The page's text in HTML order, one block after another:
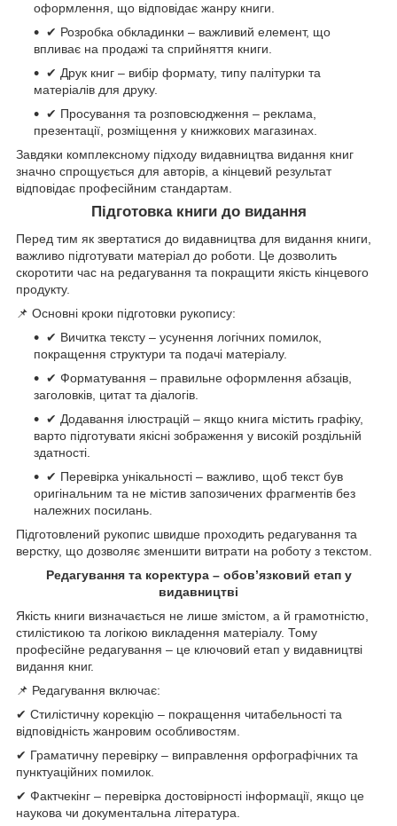
оформлення, що відповідає жанру книги.
✔ Розробка обкладинки – важливий елемент, що
впливає на продажі та сприйняття книги.
✔ Друк книг – вибір формату, типу палітурки та
матеріалів для друку.
✔ Просування та розповсюдження – реклама,
презентації, розміщення у книжкових магазинах.
Завдяки комплексному підходу видавництва видання книг
значно спрощується для авторів, а кінцевий результат
відповідає професійним стандартам.
Підготовка книги до видання
Перед тим як звертатися до видавництва для видання книги,
важливо підготувати матеріал до роботи. Це дозволить
скоротити час на редагування та покращити якість кінцевого
продукту.
📌 Основні кроки підготовки рукопису:
✔ Вичитка тексту – усунення логічних помилок,
покращення структури та подачі матеріалу.
✔ Форматування – правильне оформлення абзаців,
заголовків, цитат та діалогів.
✔ Додавання ілюстрацій – якщо книга містить графіку,
варто підготувати якісні зображення у високій роздільній
здатності.
✔ Перевірка унікальності – важливо, щоб текст був
оригінальним та не містив запозичених фрагментів без
належних посилань.
Підготовлений рукопис швидше проходить редагування та
верстку, що дозволяє зменшити витрати на роботу з текстом.
Редагування та коректура – обов’язковий етап у
видавництві
Якість книги визначається не лише змістом, а й грамотністю,
стилістикою та логікою викладення матеріалу. Тому
професійне редагування – це ключовий етап у видавництві
видання книг.
📌 Редагування включає:
✔ Стилістичну корекцію – покращення читабельності та
відповідність жанровим особливостям.
✔ Граматичну перевірку – виправлення орфографічних та
пунктуаційних помилок.
✔ Фактчекінг – перевірка достовірності інформації, якщо це
наукова чи документальна література.